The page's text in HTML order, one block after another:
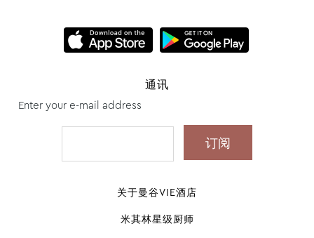
通讯
Enter your e-mail address
关于曼谷VIE酒店
米其林星级厨师